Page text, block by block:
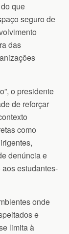
que
seguro de
das
o presidente
de reforçar
como
denúncia e
estudantes-
onde
e
limita à